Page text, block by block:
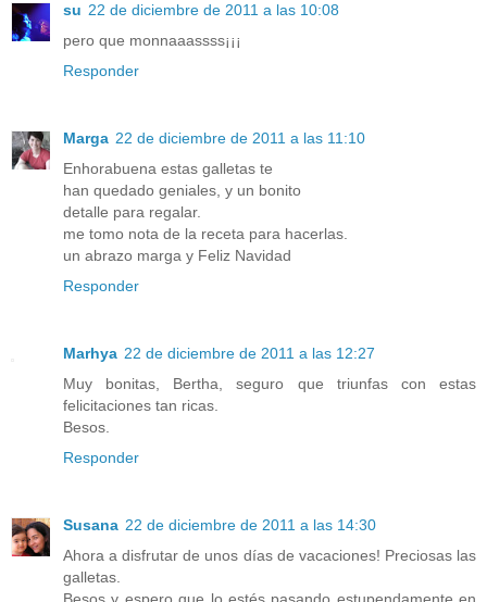
su 22 de diciembre de 2011 a las 10:08
pero que monnaaassss¡¡¡
Responder
Marga 22 de diciembre de 2011 a las 11:10
Enhorabuena estas galletas te
han quedado geniales, y un bonito
detalle para regalar.
me tomo nota de la receta para hacerlas.
un abrazo marga y Feliz Navidad
Responder
Marhya 22 de diciembre de 2011 a las 12:27
Muy bonitas, Bertha, seguro que triunfas con estas
felicitaciones tan ricas.
Besos.
Responder
Susana 22 de diciembre de 2011 a las 14:30
Ahora a disfrutar de unos días de vacaciones! Preciosas las
galletas.